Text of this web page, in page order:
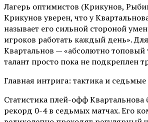
Лагерь оптимистов (Крикунов,
Крикунов уверен, что у
называет его сильной стороной
игроков работать каждый день».
Квартальнов — «абсолютно топовый
талант просто пока не подкреплен
Главная интрига: тактика и
Статистика плей-офф Квартальнова
рекорд 0-4 в седьмых матчах. Его